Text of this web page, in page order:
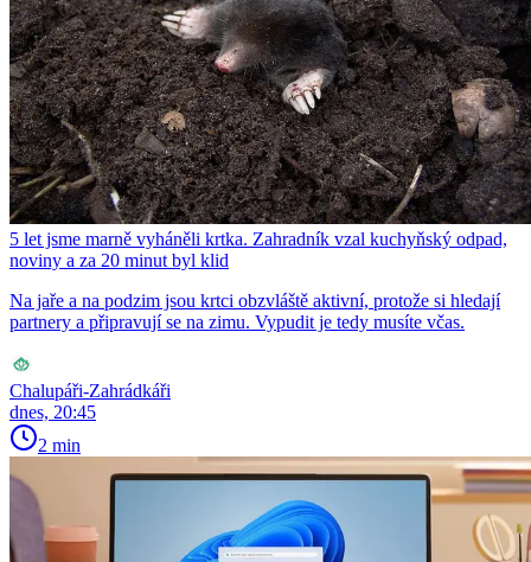
5 let jsme marně vyháněli krtka. Zahradník vzal kuchyňský odpad,
noviny a za 20 minut byl klid
Na jaře a na podzim jsou krtci obzvláště aktivní, protože si hledají
partnery a připravují se na zimu. Vypudit je tedy musíte včas.
Chalupáři-Zahrádkáři
dnes, 20:45
2 min